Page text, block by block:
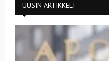
UUSIN ARTIKKELI